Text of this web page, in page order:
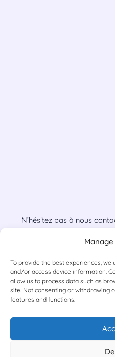
To provide the best experiences,
and/or access device information.
allow us to process data such as
site. Not consenting or withdrawing
features and functions.
N’hésitez pas à nous
d’informations sur le